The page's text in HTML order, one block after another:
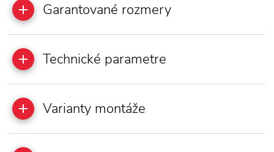
Garantované rozmery
Technické parametre
Varianty montáže